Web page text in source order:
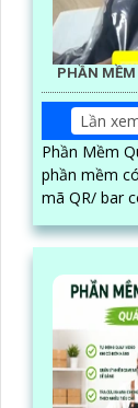
PHẦN MỀM
Lần
Phần Mềm
phần mềm
mã QR/ bar